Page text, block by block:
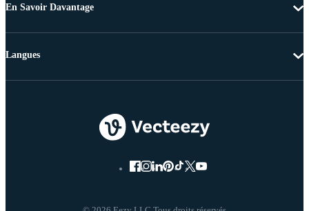
En Savoir Davantage
Langues